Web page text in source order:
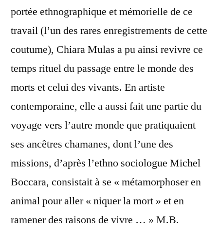
portée ethnographique et mémorielle de ce
travail (l’un des rares enregistrements de cette
coutume), Chiara Mulas a pu ainsi revivre ce
temps rituel du passage entre le monde des
morts et celui des vivants. En artiste
contemporaine, elle a aussi fait une partie du
voyage vers l’autre monde que pratiquaient
ses ancêtres chamanes, dont l’une des
missions, d’après l’ethno sociologue Michel
Boccara, consistait à se « métamorphoser en
animal pour aller « niquer la mort » et en
ramener des raisons de vivre … » M.B.